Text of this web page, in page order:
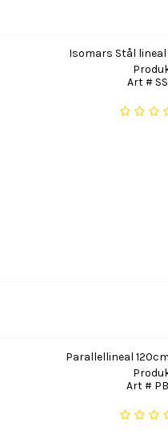
Isomars Stål
Art #
Parallellineal
Art #